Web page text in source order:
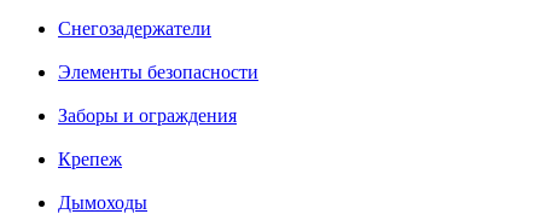
Снегозадержатели
Элементы безопасности
Заборы и ограждения
Крепеж
Дымоходы